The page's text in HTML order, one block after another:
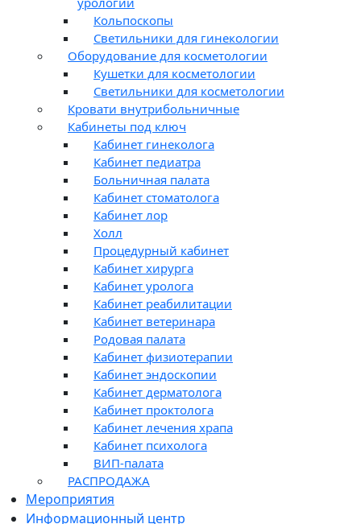
Кольпоскопы
Светильники для гинекологии
Оборудование для косметологии
Кушетки для косметологии
Светильники для косметологии
Кровати внутрибольничные
Кабинеты под ключ
Кабинет гинеколога
Кабинет педиатра
Больничная палата
Кабинет стоматолога
Кабинет лор
Холл
Процедурный кабинет
Кабинет хирурга
Кабинет уролога
Кабинет реабилитации
Кабинет ветеринара
Родовая палата
Кабинет физиотерапии
Кабинет эндоскопии
Кабинет дерматолога
Кабинет проктолога
Кабинет лечения храпа
Кабинет психолога
ВИП-палата
РАСПРОДАЖА
Мероприятия
Информационный центр